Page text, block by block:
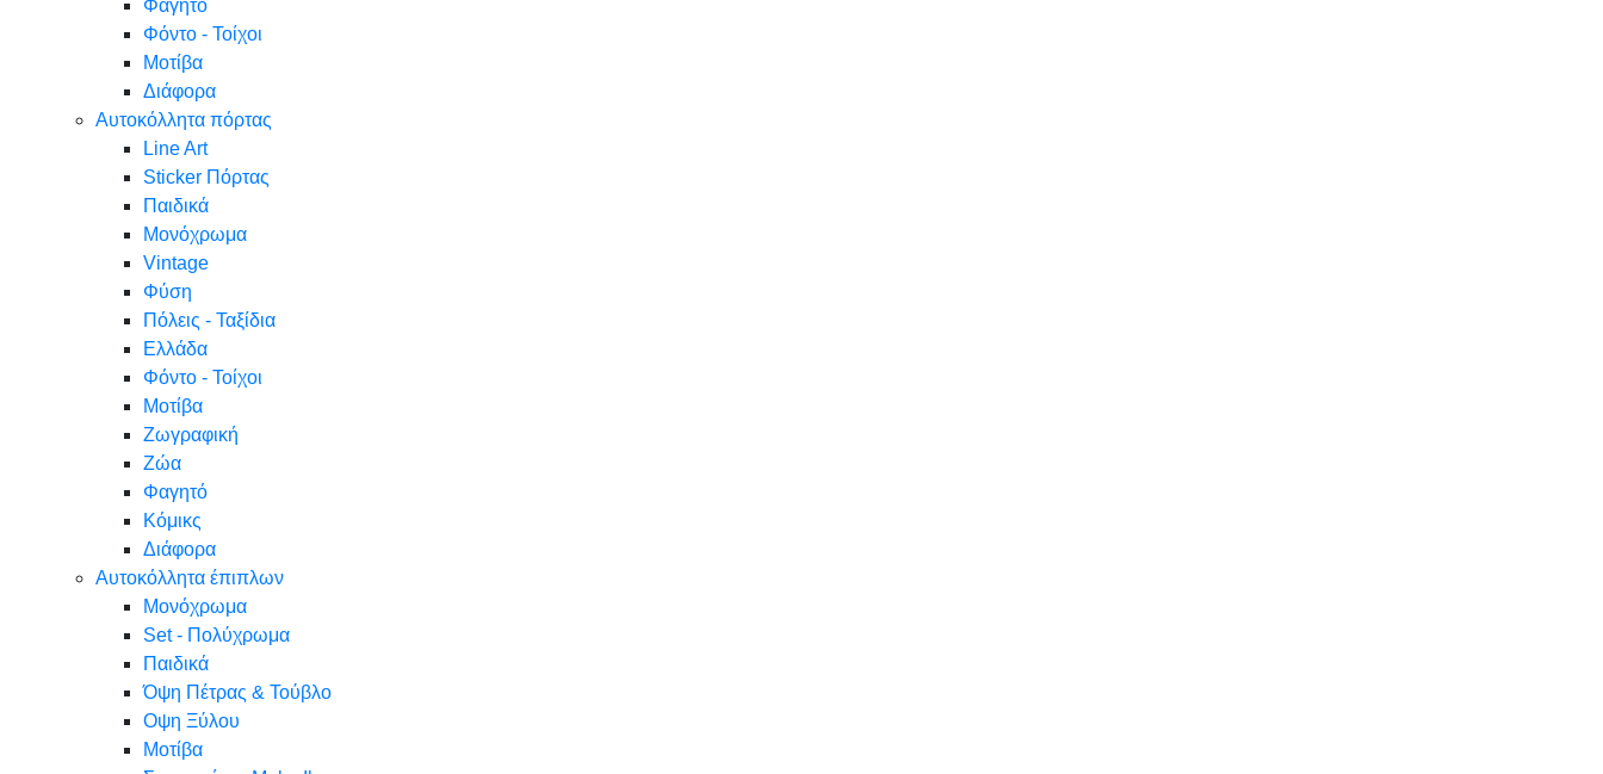
Φαγητό
Φόντο - Τοίχοι
Μοτίβα
Διάφορα
Αυτοκόλλητα πόρτας
Line Art
Sticker Πόρτας
Παιδικά
Μονόχρωμα
Vintage
Φύση
Πόλεις - Ταξίδια
Ελλάδα
Φόντο - Τοίχοι
Μοτίβα
Ζωγραφική
Ζώα
Φαγητό
Κόμικς
Διάφορα
Αυτοκόλλητα έπιπλων
Μονόχρωμα
Set - Πολύχρωμα
Παιδικά
Όψη Πέτρας & Τούβλο
Oψη Ξύλου
Μοτίβα